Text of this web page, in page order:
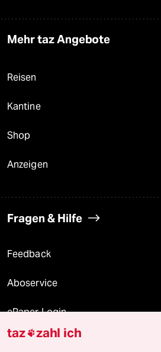
Mehr taz Angebote
Reisen
Kantine
Shop
Anzeigen
Fragen & Hilfe
Feedback
Aboservice
ePaper Login
Downloads für Abonnierende
taz zahl ich